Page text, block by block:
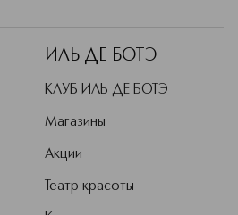
ИЛЬ ДЕ БОТЭ
КЛУБ ИЛЬ ДЕ БОТЭ
Магазины
Акции
Театр красоты